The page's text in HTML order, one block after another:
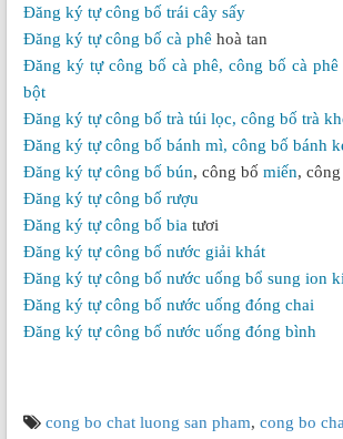
Đăng ký tự công bố trái cây sấy
Đăng ký tự công bố cà phê hoà tan
Đăng ký tự công bố cà phê, công bố cà phê
bột
Đăng ký tự công bố trà túi lọc, công bố trà
Đăng ký tự công bố bánh mì, công bố bánh
Đăng ký tự công bố bún, công bố miến,
Đăng ký tự công bố rượu
Đăng ký tự công bố bia tươi
Đăng ký tự công bố nước giải khát
Đăng ký tự công bố nước uống bổ sung ion
Đăng ký tự công bố nước uống đóng chai
Đăng ký tự công bố nước uống đóng bình
cong bo chat luong san pham, cong bo